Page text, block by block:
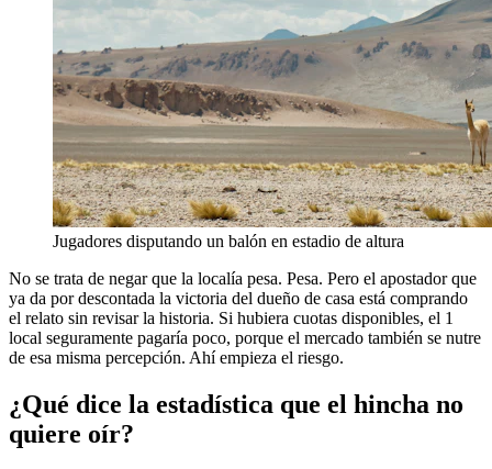
Jugadores disputando un balón en estadio de altura
No se trata de negar que la localía pesa. Pesa. Pero el apostador que
ya da por descontada la victoria del dueño de casa está comprando
el relato sin revisar la historia. Si hubiera cuotas disponibles, el 1
local seguramente pagaría poco, porque el mercado también se nutre
de esa misma percepción. Ahí empieza el riesgo.
¿Qué dice la estadística que el hincha no
quiere oír?